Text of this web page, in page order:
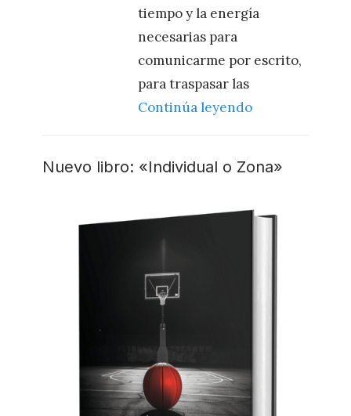
tiempo y la energía
necesarias para
comunicarme por escrito,
para traspasar las
Continúa leyendo
Nuevo libro: «Individual o Zona»